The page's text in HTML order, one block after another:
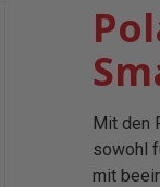
Mit den
sowohl
mit